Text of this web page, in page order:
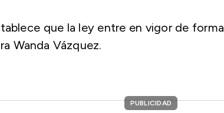
que la ley entre en vigor de forma
Wanda Vázquez.
PUBLICIDAD